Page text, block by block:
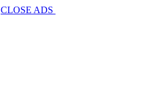
CLOSE ADS